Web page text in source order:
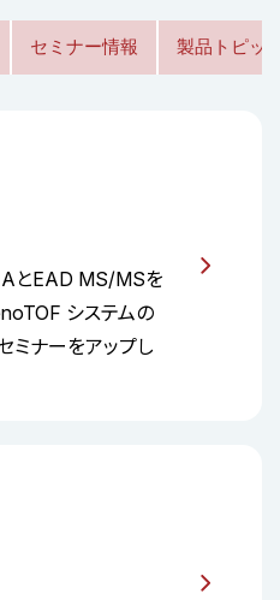
セミナー情報 製品トピッ
とEAD MS/MSを
システムの
ミナーをアップし